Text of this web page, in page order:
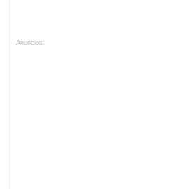
Anuncios.